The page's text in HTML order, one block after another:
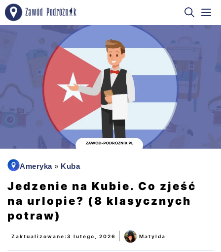
Przejdź
do
Ameryka» Kuba
Jedzenie na Kubie. Co zjeść
na urlopie? (8 klasycznych
potraw)
Zaktualizowane:3 lutego, 2026 Matylda